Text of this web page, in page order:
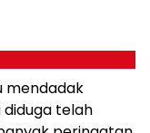
mendadak
telah